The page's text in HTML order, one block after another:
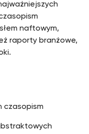
naftowym,
raporty branżowe,
czasopism